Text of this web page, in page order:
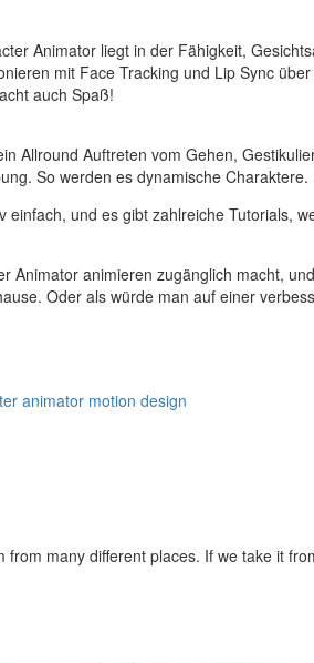
Animator liegt in der Fähigkeit,
mit Face Tracking und Lip Sync
auch Spaß!
Allround Auftreten vom Gehen,
So werden es dynamische Charaktere.
einfach, und es gibt zahlreiche Tutorials,
Animator animieren zugänglich macht,
Oder als würde man auf einer
animator motion design
from many different places. If we take it